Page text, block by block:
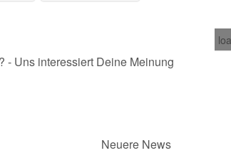
- Uns interessiert Deine Meinung
Neuere News